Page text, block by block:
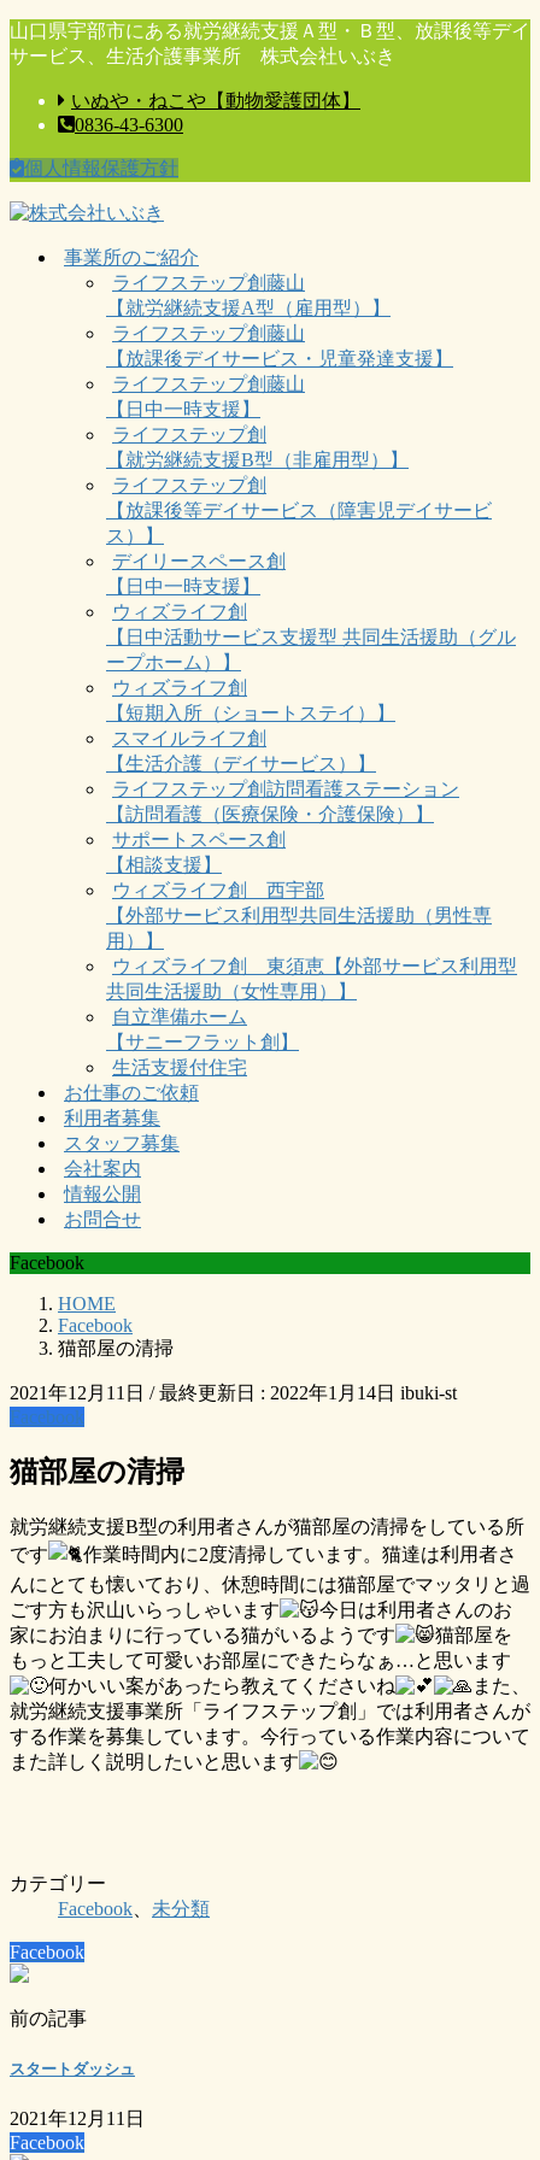
コ
ン
に
移
動
ナ
ビ
ョ
ン
に
山口県宇部市にある就労継続支援Ａ型・Ｂ型、放課後等デイ
サービス、生活介護事業所 株式会社いぶき
いぬや・ねこや【動物愛護団体】
0836-43-6300
個人情報保護方針
事業所のご紹介
ライフステップ創藤山
【就労継続支援A型（雇用型）】
ライフステップ創藤山
【放課後デイサービス・児童発達支援】
ライフステップ創藤山
【日中一時支援】
ライフステップ創
【就労継続支援B型（非雇用型）】
ライフステップ創
【放課後等デイサービス（障害児デイサービ
ス）】
デイリースペース創
【日中一時支援】
ウィズライフ創
【日中活動サービス支援型 共同生活援助（グル
ープホーム）】
ウィズライフ創
【短期入所（ショートステイ）】
スマイルライフ創
【生活介護（デイサービス）】
ライフステップ創訪問看護ステーション
【訪問看護（医療保険・介護保険）】
サポートスペース創
【相談支援】
ウィズライフ創 西宇部
【外部サービス利用型共同生活援助（男性専
用）】
ウィズライフ創 東須恵【外部サービス利用型
共同生活援助（女性専用）】
自立準備ホーム
【サニーフラット創】
生活支援付住宅
お仕事のご依頼
利用者募集
スタッフ募集
会社案内
情報公開
お問合せ
Facebook
HOME
Facebook
猫部屋の清掃
2021年12月11日 / 最終更新日 : 2022年1月14日 ibuki-st
Facebook
猫部屋の清掃
就労継続支援B型の利用者さんが猫部屋の清掃をしている所
です
作業時間内に2度清掃しています。猫達は利用者さ
んにとても懐いており、休憩時間には猫部屋でマッタリと過
ごす方も沢山いらっしゃいます
今日は利用者さんのお
家にお泊まりに行っている猫がいるようです
猫部屋を
もっと工夫して可愛いお部屋にできたらなぁ…と思います
何かいい案があったら教えてくださいね
また、
就労継続支援事業所「ライフステップ創」では利用者さんが
する作業を募集しています。今行っている作業内容について
また詳しく説明したいと思います
カテゴリー
Facebook
未分類
Facebook
前の記事
スタートダッシュ
2021年12月11日
Facebook